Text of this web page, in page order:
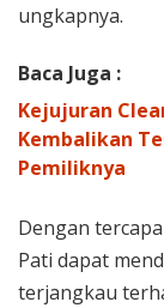
ungkapnya.
Baca Juga :
Kejujuran
Kembalikan
Pemiliknya
Dengan
Pati dapat
terjangkau